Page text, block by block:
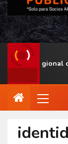
regional